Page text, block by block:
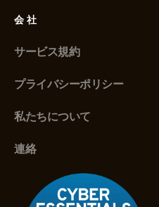
会社
サービス規約
プライバシーポリシー
私たちについて
連絡